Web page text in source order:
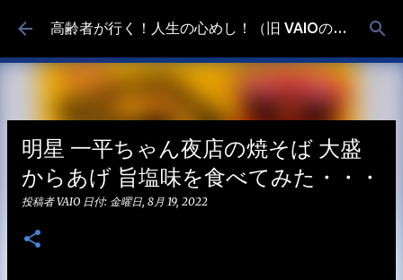
スキップしてメイン コンテンツに移動 高齢者が行く！人生の心めし！（旧 VAIOの食べ歩き）
明星 一平ちゃん夜店の焼そば 大盛
からあげ 旨塩味を食べてみた・・・
投稿者VAIO 日付: 金曜日, 8月 19, 2022